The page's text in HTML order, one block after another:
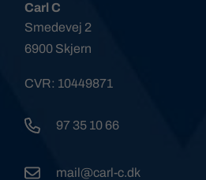
Carl C
Smedevej 2
6900 Skjern
CVR: 10449871
97 35 10 66
mail@carl-c.dk